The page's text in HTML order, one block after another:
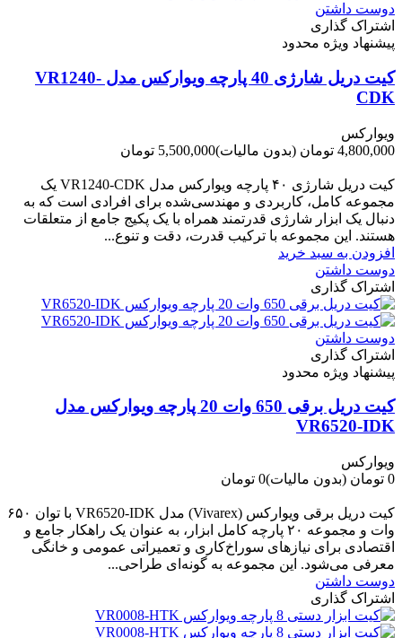
دوست داشتن
اشتراک گذاری
پیشنهاد ویژه محدود
کیت دریل شارژی 40 پارچه ویوارکس مدل VR1240-
CDK
ویوارکس
4,800,000 تومان
(بدون مالیات)5,500,000 تومان
کیت دریل شارژی ۴۰ پارچه ویوارکس مدل VR1240‑CDK یک
مجموعه کامل، کاربردی و مهندسی‌شده برای افرادی است که به
دنبال یک ابزار شارژی قدرتمند همراه با یک پکیج جامع از متعلقات
هستند. این مجموعه با ترکیب قدرت، دقت و تنوع...
افزودن به سبد خرید
دوست داشتن
اشتراک گذاری
دوست داشتن
اشتراک گذاری
پیشنهاد ویژه محدود
کیت دریل برقی 650 وات 20 پارچه ویوارکس مدل
VR6520-IDK
ویوارکس
0 تومان
(بدون مالیات)0 تومان
کیت دریل برقی ویوارکس (Vivarex) مدل VR6520-IDK با توان ۶۵۰
وات و مجموعه ۲۰ پارچه کامل ابزار، به عنوان یک راهکار جامع و
اقتصادی برای نیازهای سوراخ‌کاری و تعمیراتی عمومی و خانگی
معرفی می‌شود. این مجموعه به گونه‌ای طراحی...
دوست داشتن
اشتراک گذاری